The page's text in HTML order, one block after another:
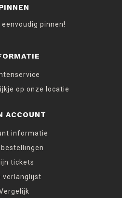
pinnen!
op onze locatie
ACCOUNT
informatie
bestellingen
tickets
verlanglijst